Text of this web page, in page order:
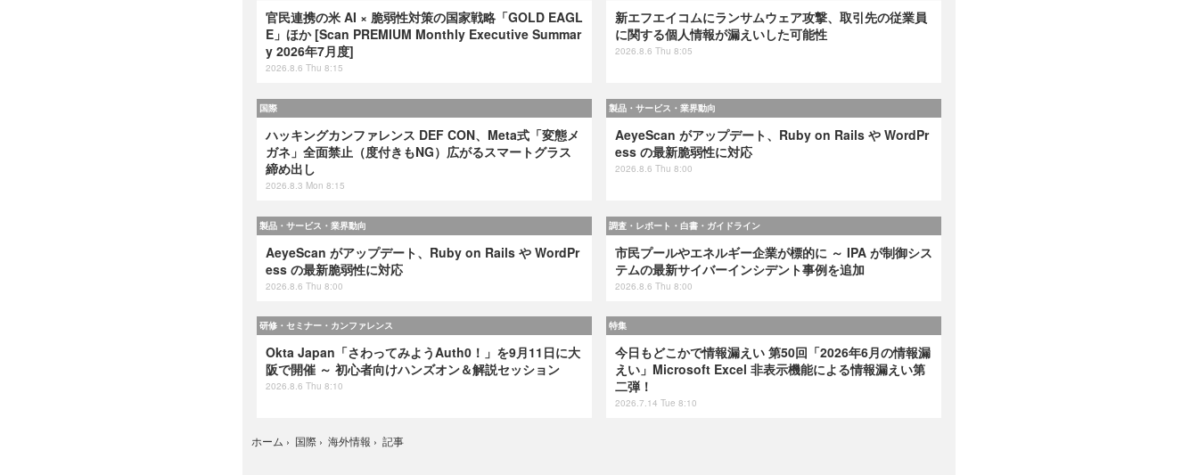
官民連携の米 AI × 脆弱性対策の国家戦略「GOLD EAGL
E」ほか [Scan PREMIUM Monthly Executive Summar
y 2026年7月度]
2026.8.6 Thu 8:15
新エフエイコムにランサムウェア攻撃、取引先の従業員
に関する個人情報が漏えいした可能性
2026.8.6 Thu 8:05
国際
ハッキングカンファレンス DEF CON、Meta式「変態メ
ガネ」全面禁止（度付きもNG）広がるスマートグラス
締め出し
2026.8.3 Mon 8:15
製品・サービス・業界動向
AeyeScan がアップデート、Ruby on Rails や WordPr
ess の最新脆弱性に対応
2026.8.6 Thu 8:00
製品・サービス・業界動向
AeyeScan がアップデート、Ruby on Rails や WordPr
ess の最新脆弱性に対応
2026.8.6 Thu 8:00
調査・レポート・白書・ガイドライン
市民プールやエネルギー企業が標的に ～ IPA が制御シス
テムの最新サイバーインシデント事例を追加
2026.8.6 Thu 8:00
研修・セミナー・カンファレンス
Okta Japan「さわってみようAuth0！」を9月11日に大
阪で開催 ～ 初心者向けハンズオン＆解説セッション
2026.8.6 Thu 8:10
特集
今日もどこかで情報漏えい 第50回「2026年6月の情報漏
えい」Microsoft Excel 非表示機能による情報漏えい第
二弾！
2026.7.14 Tue 8:10
ホーム › 国際 › 海外情報 › 記事